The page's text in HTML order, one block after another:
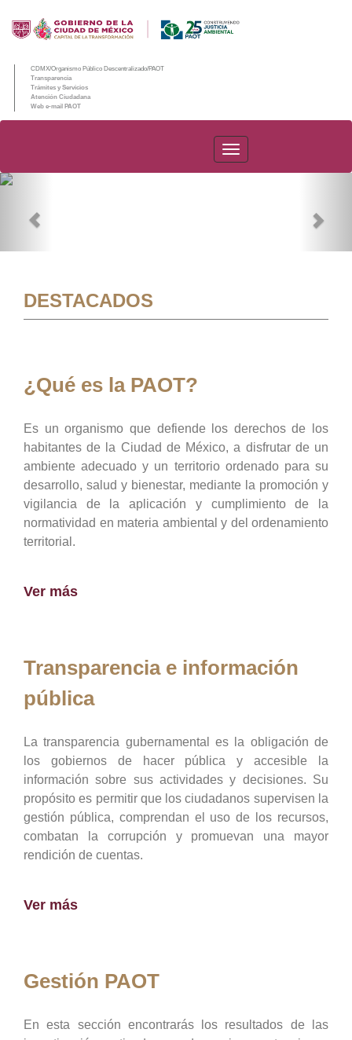
CDMX/Organismo Público Descentralizado/PAOT
Transparencia
Trámites y Servicios
Atención Ciudadana
Web e-mail PAOT
PAOT
DESTACADOS
¿Qué es la PAOT?
Es un organismo que defiende los derechos de los
habitantes de la Ciudad de México, a disfrutar de un
ambiente adecuado y un territorio ordenado para su
desarrollo, salud y bienestar, mediante la promoción y
vigilancia de la aplicación y cumplimiento de la
normatividad en materia ambiental y del ordenamiento
territorial.
Ver más
Transparencia e información
pública
La transparencia gubernamental es la obligación de
los gobiernos de hacer pública y accesible la
información sobre sus actividades y decisiones. Su
propósito es permitir que los ciudadanos supervisen la
gestión pública, comprendan el uso de los recursos,
combatan la corrupción y promuevan una mayor
rendición de cuentas.
Ver más
Gestión PAOT
En esta sección encontrarás los resultados de las